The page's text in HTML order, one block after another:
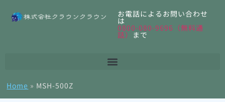
お電話によるお問い合わせ
は
0800-080-9696（無料通
話） まで
Home » MSH-500Z